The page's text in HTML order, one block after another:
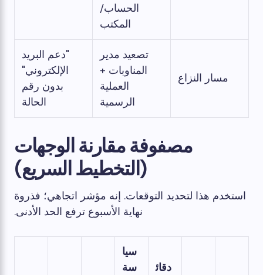
الحساب/
المكتب
مسار النزاع
تصعيد مدير
المناوبات +
العملية
الرسمية
"دعم البريد
الإلكتروني"
بدون رقم
الحالة
مصفوفة مقارنة الوجهات
(التخطيط السريع)
استخدم هذا لتحديد التوقعات. إنه مؤشر اتجاهي؛ فذروة
نهاية الأسبوع ترفع الحد الأدنى.
دقائ
سيا
سة